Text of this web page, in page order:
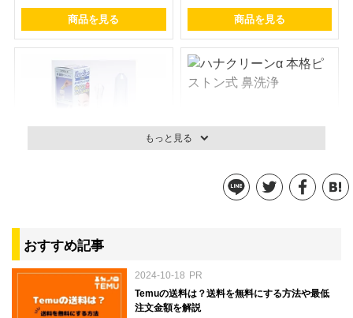
商品を見る 商品を見る
参考価格：2,796円
商品を見る
もっと見る
おすすめ記事
2024-10-18 PR
Temuの送料は？送料を無料にする方法や最低
注文金額を解説